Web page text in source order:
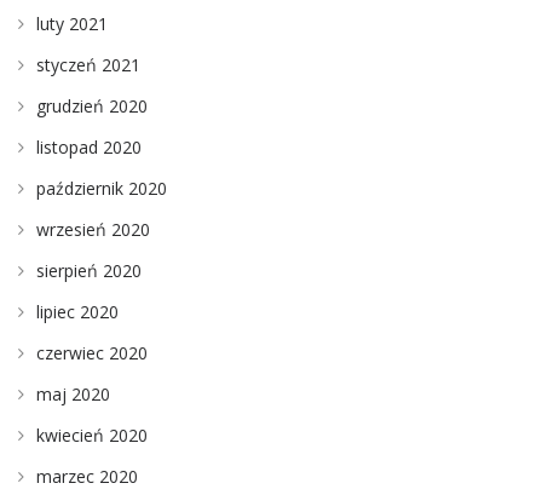
luty 2021
styczeń 2021
grudzień 2020
listopad 2020
październik 2020
wrzesień 2020
sierpień 2020
lipiec 2020
czerwiec 2020
maj 2020
kwiecień 2020
marzec 2020